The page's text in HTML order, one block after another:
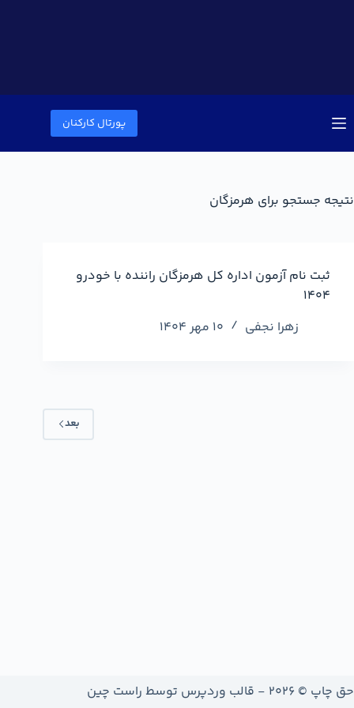
پورتال کارکنان
نتیجه جستجو برای هرمزگان
ثبت نام آزمون اداره کل هرمزگان راننده با خودرو
۱۴۰۴
زهرا نجفی
10 مهر 1404
بعد
حق چاپ © 2026 - قالب وردپرس توسط راست چین